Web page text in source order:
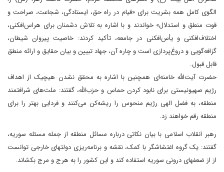
الگوی کامل همه بشریت برای «قیام در راه حق، ایستادگی، شجاعت، صراحت و
قوت منطق و استدلال» خواندند و با اشاره به تلاش دشمنان برای هراس‌افکنی،
اختلاف‌افکنی و یأس‌افکنی در جامعه، تأکید کردند: خاصیت پیروان شیطان،
گزافه‌گویی و دروغ‌پردازی است و چاره آن، جهاد تبیین و بیان حقایق و ارائه منطق
قابل قبول.
حضرت آیت‌الله خامنه‌ای همچنین با اشاره به محقق نشدن هیچیک از اهداف
رژیم صهیونیستی برای نابود کردن حماس و حزب‌الله، گفتند: ملت‌های شرافتمند
منطقه، به فضل الهی رژیم منحوس را ریشه‌کن می‌کنند و فردایی بهتر را برای
منطقه رقم خواهند زد.
رهبر انقلاب اسلامی با بیان نکاتی درباره مسائل منطقه از جمله مسئله سوریه،
گفتند: یک گروه اغتشاشگر با کمک، نقشه و برنامه‌ریزی دولتهای خارجی توانست
از از ضعفهای درونی سوریه استفاده کند و این کشور را به هرج و مرج بکشاند.